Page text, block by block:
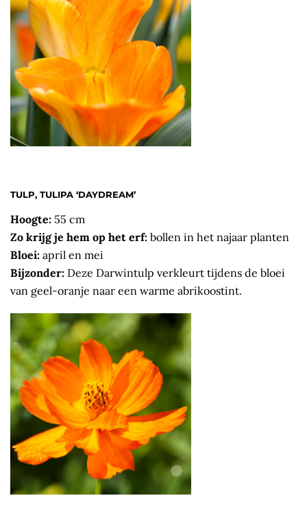
TULP, TULIPA ‘DAYDREAM’
Hoogte: 55 cm
Zo krijg je hem op het erf: bollen in het najaar planten
Bloei: april en mei
Bijzonder: Deze Darwintulp verkleurt tijdens de bloei
van geel-oranje naar een warme abrikoostint.